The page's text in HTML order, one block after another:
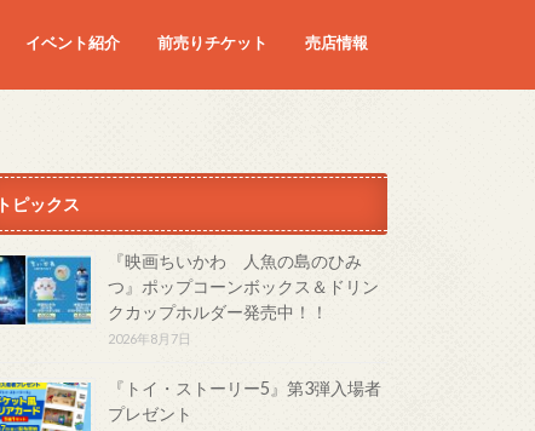
イベント紹介 前売りチケット 売店情報
トピックス
『映画ちいかわ 人魚の島のひみ
つ』ポップコーンボックス＆ドリン
クカップホルダー発売中！！
2026年8月7日
『トイ・ストーリー5』第3弾入場者
プレゼント